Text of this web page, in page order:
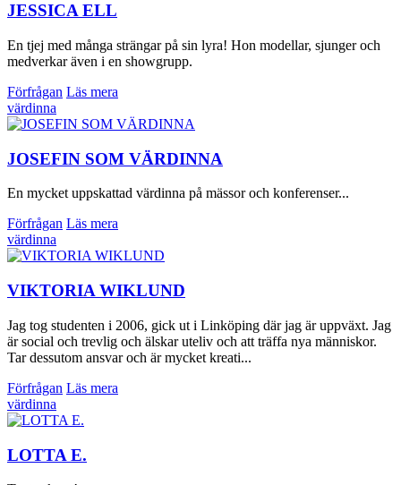
JESSICA ELL
En tjej med många strängar på sin lyra! Hon modellar, sjunger och
medverkar även i en showgrupp.
Förfrågan Läs mera
värdinna
JOSEFIN SOM VÄRDINNA
En mycket uppskattad värdinna på mässor och konferenser...
Förfrågan Läs mera
värdinna
VIKTORIA WIKLUND
Jag tog studenten i 2006, gick ut i Linköping där jag är uppväxt. Jag
är social och trevlig och älskar uteliv och att träffa nya människor.
Tar dessutom ansvar och är mycket kreati...
Förfrågan Läs mera
värdinna
LOTTA E.